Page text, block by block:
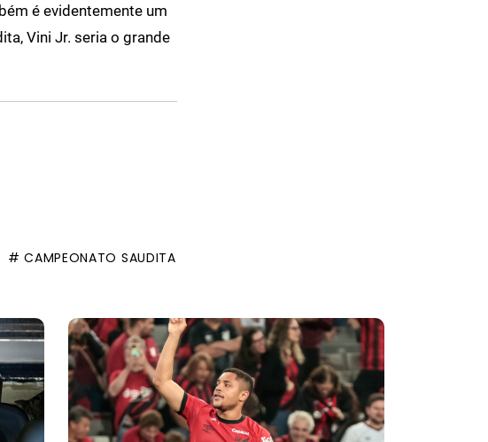
é evidentemente um
Vini Jr. seria o grande
# CAMPEONATO SAUDITA